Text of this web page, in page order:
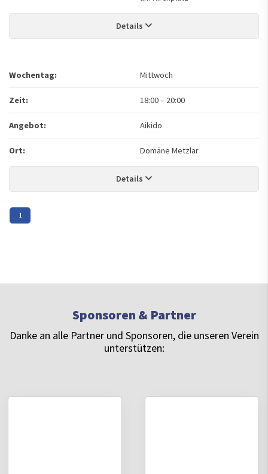
Details
Wochentag: Mittwoch
Zeit: 18:00– 20:00
Angebot: Aikido
Ort: Domäne Metzlar
Details
1
Sponsoren & Partner
Danke an alle Partner und Sponsoren, die unseren Verein
unterstützen: